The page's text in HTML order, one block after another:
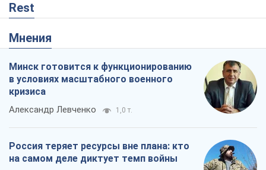
Rest
Мнения
Минск готовится к функционированию
в условиях масштабного военного
кризиса
Александр Левченко 1,0 т.
Россия теряет ресурсы вне плана: кто
на самом деле диктует темп войны